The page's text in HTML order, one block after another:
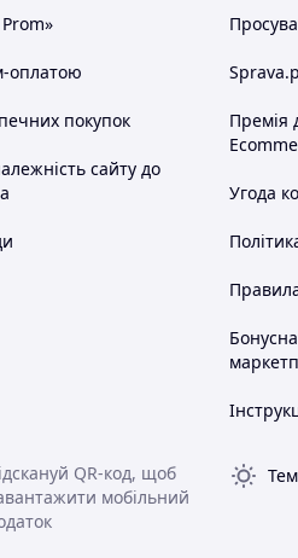
оплатою
покупок
сайту до
Премія
Угода
QR-код, щоб
мобільний